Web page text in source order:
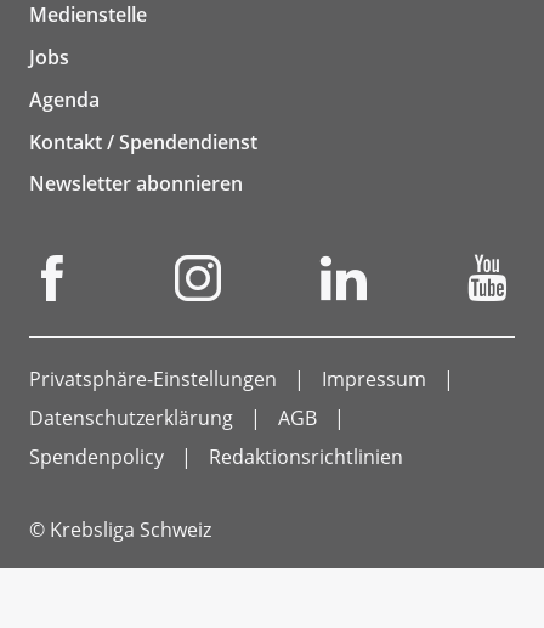
Medienstelle
Jobs
Agenda
Kontakt / Spendendienst
Newsletter abonnieren
Privatsphäre-Einstellungen
Impressum
Datenschutzerklärung
AGB
Spendenpolicy
Redaktionsrichtlinien
© Krebsliga Schweiz